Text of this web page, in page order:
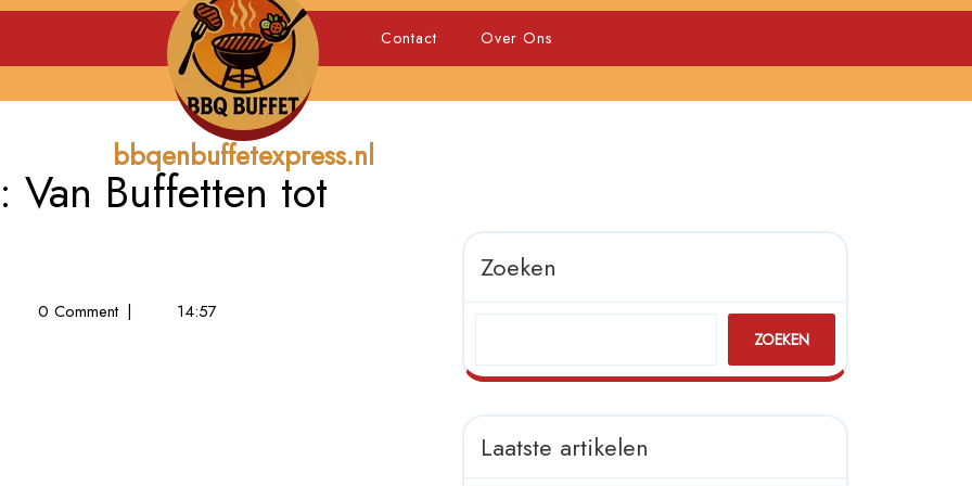
bbqenbuffetexpress.nl
Contact Over Ons
Buffetten tot
0 Comment | 14:57
Zoeken
ZOEKEN
Laatste artikelen